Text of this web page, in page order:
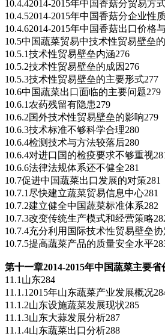
10.4.42014-2015年中国香菇分贸易方
10.4.52014-2015年中国香菇分企业性
10.4.62014-2015年中国香菇出口价格
10.5中国蔬菜贸易中技术性贸易壁垒
10.5.1技术性贸易壁垒内涵276
10.5.2技术性贸易壁垒的成因276
10.5.3技术性贸易壁垒的主要形式277
10.6中国蔬菜出口面临的主要问题279
10.6.1农药残留有隐患279
10.6.2国外技术性贸易壁垒的影响279
10.6.3技术标准不够科学合理280
10.6.4检测技术与方法较落后280
10.6.4对进口国的检疫要求不够重视
10.6.6法律法规体系还不健全281
10.7促进中国蔬菜出口发展的对策281
10.7.1尽快建立蔬菜贸易信息中心281
10.7.2建立健全中国蔬菜标准体系282
10.7.3改变传统生产模式和经营策略
10.7.4充分利用国际技术性贸易壁垒协
10.7.5提高蔬菜产品的质量安全水平
第十一章2014-2015年中国蔬菜主要省
11.1山东284
11.1.12015年山东蔬菜产业发展概况
11.1.2山东设施蔬菜发展现状285
11.1.3山东大蒜发展分析287
11.1.4山东蔬菜出口分析288